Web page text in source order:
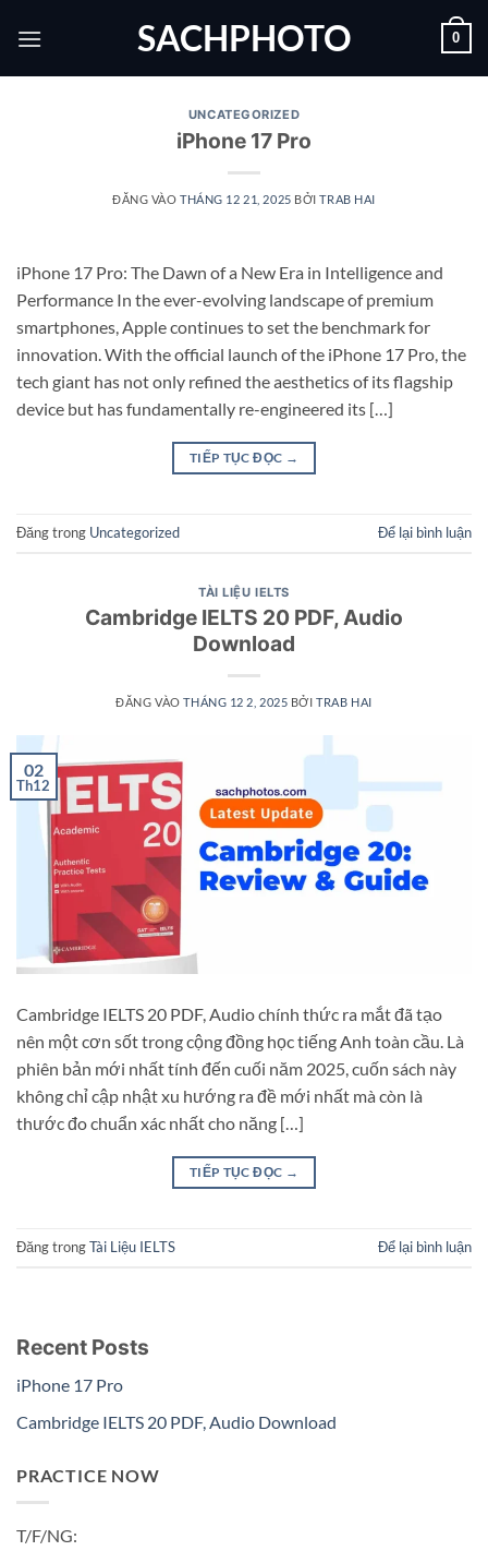
qua
SACHPHOTO 0
UNCATEGORIZED
iPhone 17 Pro
ĐĂNG VÀOTHÁNG 12 21, 2025 BỞITRAB HAI
iPhone 17 Pro: The Dawn of a New Era in Intelligence and
Performance In the ever-evolving landscape of premium
smartphones, Apple continues to set the benchmark for
innovation. With the official launch of the iPhone 17 Pro, the
tech giant has not only refined the aesthetics of its flagship
device but has fundamentally re-engineered its […]
TIẾP TỤC ĐỌC →
Đăng trong Uncategorized Để lại bình luận
TÀI LIỆU IELTS
Cambridge IELTS 20 PDF, Audio
Download
ĐĂNG VÀOTHÁNG 12 2, 2025 BỞITRAB HAI
02
Th12
Cambridge IELTS 20 PDF, Audio chính thức ra mắt đã tạo
nên một cơn sốt trong cộng đồng học tiếng Anh toàn cầu. Là
phiên bản mới nhất tính đến cuối năm 2025, cuốn sách này
không chỉ cập nhật xu hướng ra đề mới nhất mà còn là
thước đo chuẩn xác nhất cho năng […]
TIẾP TỤC ĐỌC →
Đăng trongTài Liệu IELTS Để lại bình luận
Recent Posts
iPhone 17 Pro
Cambridge IELTS 20 PDF, Audio Download
PRACTICE NOW
T/F/NG: